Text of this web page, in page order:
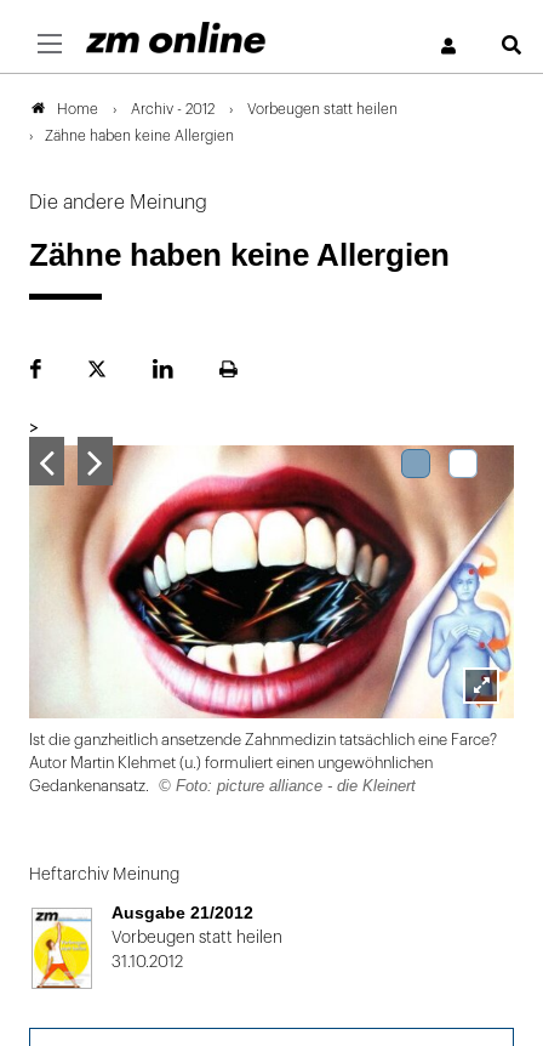
Home Archiv - 2012
Vorbeugen statt heilen
Zähne haben keine Allergien
Die andere Meinung
Zähne haben keine Allergien
FacebookPlattformLinekdInSeite
>
Lightbox
öffnen
Ist die ganzheitlich ansetzende Zahnmedizin tatsächlich eine Farce?
Autor Martin Klehmet (u.) formuliert einen ungewöhnlichen
Gedankenansatz.
© Foto: picture alliance - die Kleinert
1
von
2
Heftarchiv Meinung
Ausgabe 21/2012
Vorbeugen statt heilen
31.10.2012